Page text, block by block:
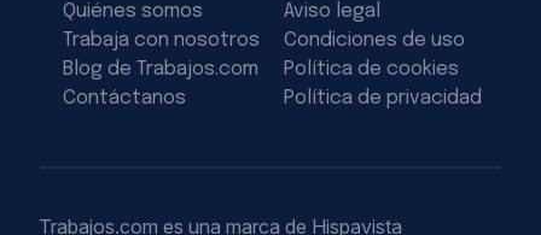
Quiénes somos
Trabaja con nosotros
Blog de Trabajos.com
Contáctanos
Aviso legal
Condiciones de uso
Política de cookies
Política de privacidad
Trabajos.com es una marca de Hispavista